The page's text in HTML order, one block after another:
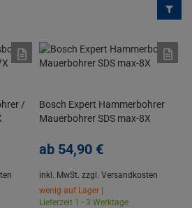
/
Bosch Expert Hammerbohrer
Mauerbohrer SDS max-8X
ab 54,90 €
inkl. MwSt. zzgl. Versandkosten
wenig auf Lager |
Lieferzeit 1 - 3 Werktage